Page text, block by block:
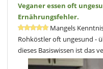
Veganer essen oft
Ernährungsfehler.
Mangels
Rohköstler oft ungesund -
dieses Basiswissen ist das